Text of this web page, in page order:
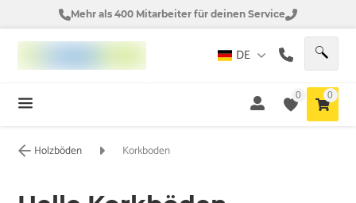
Mehr als 400 Mitarbeiter für deinen Service
DE
0 0
Holzböden Korkboden